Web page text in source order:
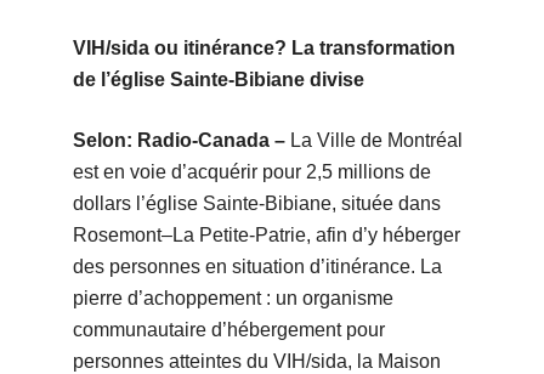
VIH/sida ou itinérance? La transformation
de l’église Sainte-Bibiane divise
Selon: Radio-Canada –La Ville de Montréal
est en voie d’acquérir pour 2,5 millions de
dollars l’église Sainte-Bibiane, située dans
Rosemont–La Petite-Patrie, afin d’y héberger
des personnes en situation d’itinérance. La
pierre d’achoppement : un organisme
communautaire d’hébergement pour
personnes atteintes du VIH/sida, la Maison